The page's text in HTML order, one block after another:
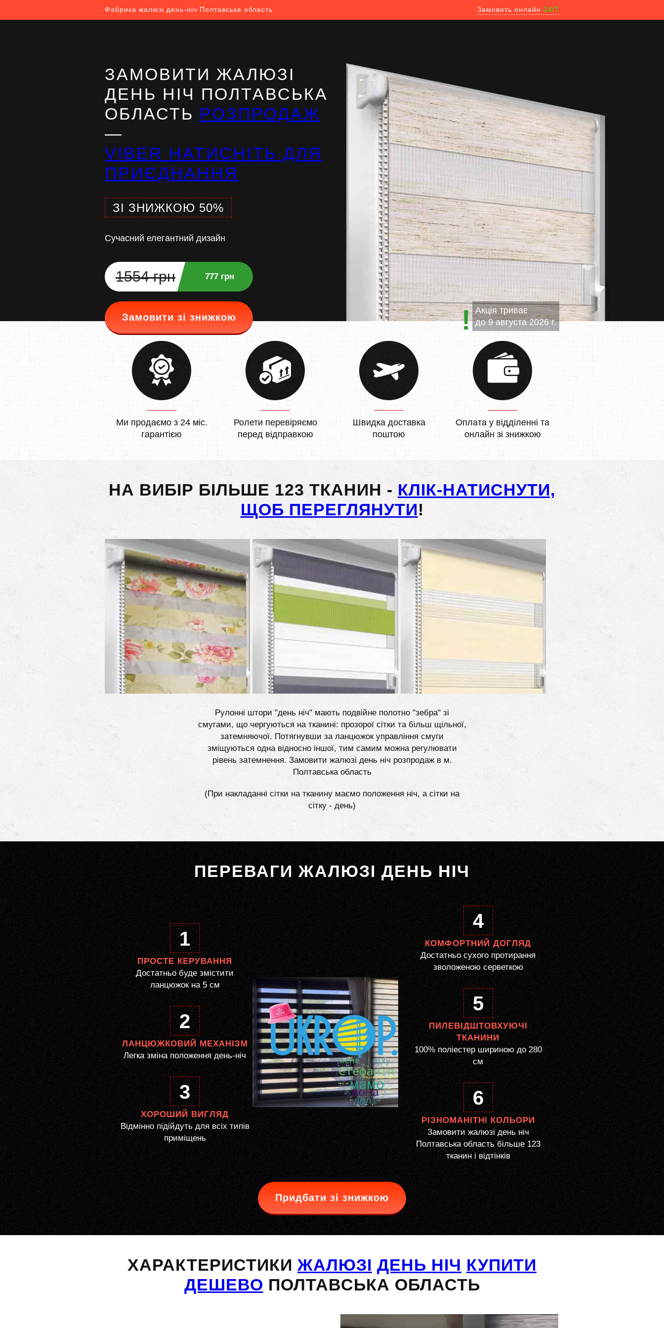
Фабрика жалюзі день-ніч Полтавська область Замовить онлайн 24/7
ЗАМОВИТИ ЖАЛЮЗІ
ДЕНЬ НІЧ ПОЛТАВСЬКА
ОБЛАСТЬ РОЗПРОДАЖ
—
VIBER НАТИСНІТЬ ДЛЯ
ПРИЄДНАННЯ
ЗІ ЗНИЖКОЮ 50%
Сучасний елегантний дизайн
1554 грн 777 грн
Замовити зі знижкою
Акція триває
до9 августа 2026 г.
Ми продаємо з 24 міс.
гарантією
Ролети перевіряємо
перед відправкою
Швидка доставка
поштою
Оплата у відділенні та
онлайн зі знижкою
НА ВИБІР БІЛЬШЕ 123 ТКАНИН - КЛІК-НАТИСНУТИ,
ЩОБ ПЕРЕГЛЯНУТИ!
Рулонні штори "день ніч" мають подвійне полотно "зебра" зі
смугами, що чергуються на тканині: прозорої сітки та більш щільної,
затемняючої. Потягнувши за ланцюжок управління смуги
зміщуються одна відносно іншої, тим самим можна регулювати
рівень затемнення. Замовити жалюзі день ніч розпродаж в м.
Полтавська область
(При накладанні сітки на тканину маємо положення ніч, а сітки на
сітку - день)
ПЕРЕВАГИ ЖАЛЮЗІ ДЕНЬ НІЧ
1
ПРОСТЕ КЕРУВАННЯ
Достатньо буде змістити
ланцюжок на 5 см
2
ЛАНЦЮЖКОВИЙ МЕХАНІЗМ
Легка зміна положення день-ніч
3
ХОРОШИЙ ВИГЛЯД
Відмінно підійдуть для всіх типів
приміщень
4
КОМФОРТНИЙ ДОГЛЯД
Достатньо сухого протирання
зволоженою серветкою
5
ПИЛЕВІДШТОВХУЮЧІ
ТКАНИНИ
100% поліестер шириною до 280
см
6
РІЗНОМАНІТНІ КОЛЬОРИ
Замовити жалюзі день ніч
Полтавська область більше 123
тканин і відтінків
Придбати зі знижкою
ХАРАКТЕРИСТИКИ ЖАЛЮЗІ ДЕНЬ НІЧ КУПИТИ
ДЕШЕВО ПОЛТАВСЬКА ОБЛАСТЬ